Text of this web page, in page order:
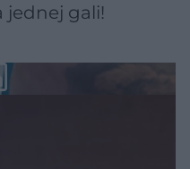
jednej gali!